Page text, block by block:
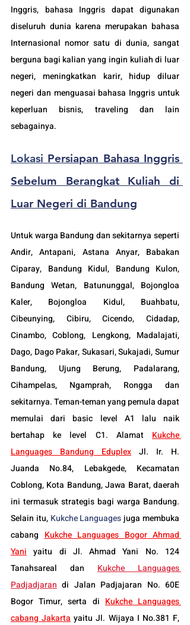
Inggris, bahasa Inggris dapat digunakan
diseluruh dunia karena merupakan bahasa
Internasional nomor satu di dunia, sangat
berguna bagi kalian yang ingin kuliah di luar
negeri, meningkatkan karir, hidup diluar
negeri dan menguasai bahasa Inggris untuk
keperluan bisnis, traveling dan lain
sebagainya.
Lokasi Persiapan Bahasa Inggris
Sebelum Berangkat Kuliah di
Luar Negeri di Bandung
Untuk warga Bandung dan sekitarnya seperti
Andir, Antapani, Astana Anyar, Babakan
Ciparay, Bandung Kidul, Bandung Kulon,
Bandung Wetan, Batununggal, Bojongloa
Kaler, Bojongloa Kidul, Buahbatu,
Cibeunying, Cibiru, Cicendo, Cidadap,
Cinambo, Coblong, Lengkong, Madalajati,
Dago, Dago Pakar, Sukasari, Sukajadi, Sumur
Bandung, Ujung Berung, Padalarang,
Cihampelas, Ngamprah, Rongga dan
sekitarnya. Teman-teman yang pemula dapat
memulai dari basic level A1 lalu naik
bertahap ke level C1. Alamat Kukche
Languages Bandung Eduplex Jl. Ir. H.
Juanda No.84, Lebakgede, Kecamatan
Coblong, Kota Bandung, Jawa Barat, daerah
ini termasuk strategis bagi warga Bandung.
Selain itu, Kukche Languages juga membuka
cabang Kukche Languages Bogor Ahmad
Yani yaitu di Jl. Ahmad Yani No. 124
Tanahsareal dan
Kukche Languages
Padjadjaran di Jalan Padjajaran No. 60E
Bogor Timur, serta di Kukche Languages
cabang Jakarta yaitu Jl. Wijaya I No.381 F,